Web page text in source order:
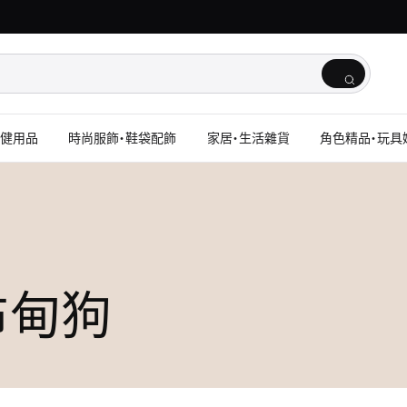
用品 時尚服飾・鞋袋配飾 家居・生活雜貨 角色精品・玩具
狗